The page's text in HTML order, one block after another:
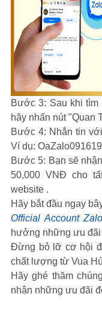
Bước 3: Sau khi tìm
hãy nhấn nút "Quan
Bước 4: Nhắn tin
Ví dụ:
Bước 5: Bạn sẽ
50,000 VNĐ cho
website .
Hãy bắt đầu ngay
Official Account
hưởng những ưu đãi
Đừng bỏ lỡ cơ hội
chất lượng từ Vua
Hãy ghé thăm
nhận những ưu đãi